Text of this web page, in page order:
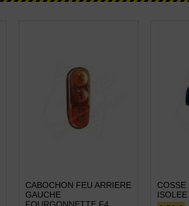
CABOCHON FEU ARRIERE
GAUCHE
COSSE